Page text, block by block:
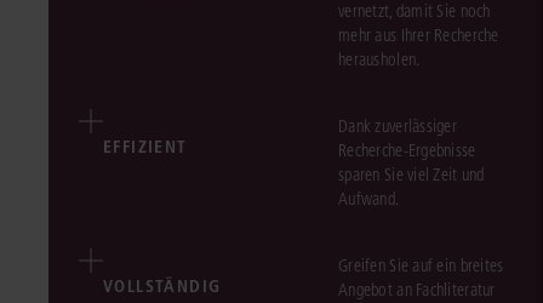
vernetzt, damit Sie noch
mehr aus Ihrer Recherche
herausholen.
EFFIZIENT
Dank zuverlässiger
Recherche-Ergebnisse
sparen Sie viel Zeit und
Aufwand.
VOLLSTÄNDIG
Greifen Sie auf ein breites
Angebot an Fachliteratur